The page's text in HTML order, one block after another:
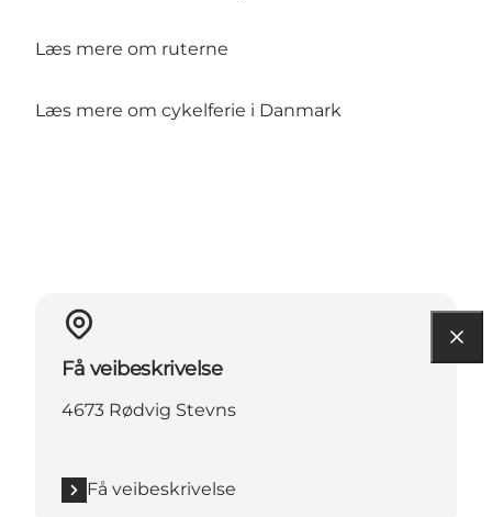
Læs mere om ruterne
Læs mere om cykelferie i Danmark
Få veibeskrivelse
4673 Rødvig Stevns
Få veibeskrivelse